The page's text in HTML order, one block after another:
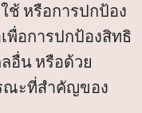
ช้ หรือการปกป้อง
พื่อการปกป้องสิทธิ
อื่น หรือด้วย
ณะที่สำคัญของ